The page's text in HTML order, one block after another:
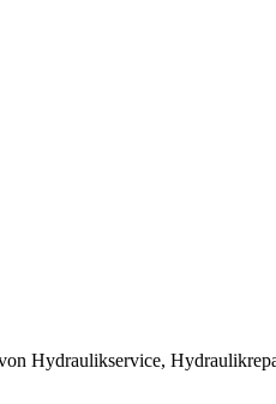
Hydraulikservice,